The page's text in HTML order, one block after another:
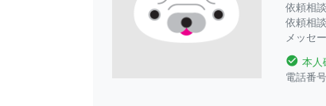
依頼相
依頼相
メッセ
check_circle 本人
電話番